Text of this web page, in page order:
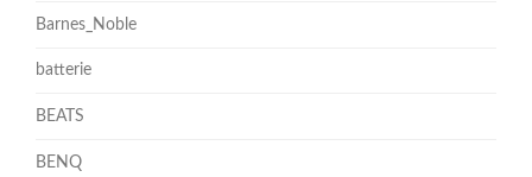
Barnes_Noble
batterie
BEATS
BENQ